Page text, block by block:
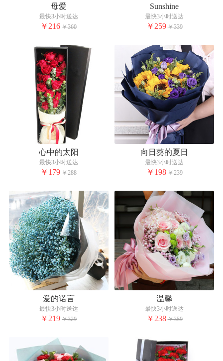
母爱
最快3小时送达
￥216 ￥360
Sunshine
最快3小时送达
￥259 ￥339
心中的太阳
最快3小时送达
￥179 ￥288
向日葵的夏日
最快3小时送达
￥198 ￥239
爱的诺言
最快3小时送达
￥219 ￥329
温馨
最快3小时送达
￥238 ￥359